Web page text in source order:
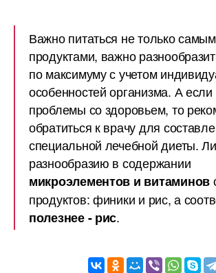
Важно питаться не только
продуктами, важно
по максимуму с учетом
особенностей организма. А если
проблемы со здоровьем, то
обратиться к врачу для
специальной лечебной диеты.
разнообразию в содержании
микроэлементов и витаминов
продуктов: финики и рис, а
полезнее - рис.